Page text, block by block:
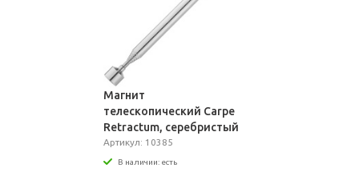
Магнит
телескопический Carpe
Retractum, серебристый
Артикул: 10385
В наличии: есть